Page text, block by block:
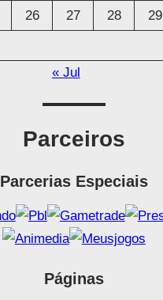
26 27 28 29
« Jul
Parceiros
Parcerias Especiais
Páginas